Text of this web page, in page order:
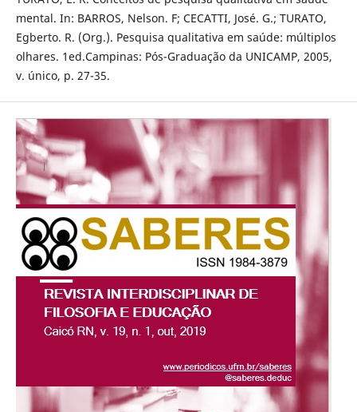
mental. In: BARROS, Nelson. F; CECATTI, José. G.; TURATO,
Egberto. R. (Org.). Pesquisa qualitativa em saúde: múltiplos
olhares. 1ed.Campinas: Pós-Graduação da UNICAMP, 2005,
v. único, p. 27-35.